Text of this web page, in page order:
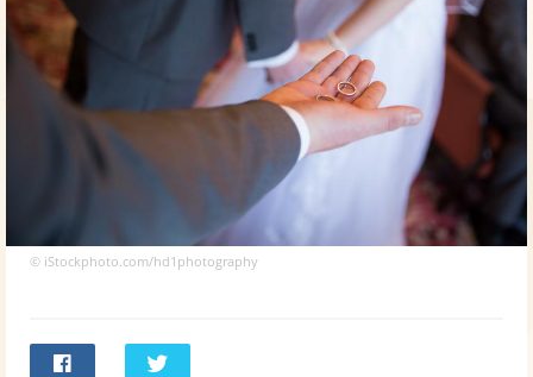
© iStockphoto.com/hd1photography